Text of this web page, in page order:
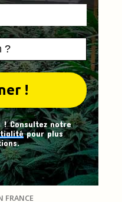
! Consultez notre
pour plus
FRANCE